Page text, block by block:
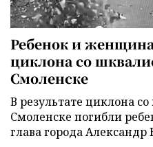
Ребенок и
циклона со
Смоленске
В результате циклона
Смоленске погибли
глава города Александр